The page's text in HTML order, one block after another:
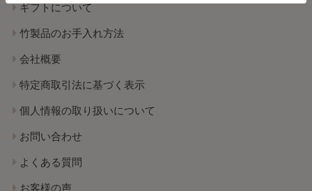
ギフトについて
竹製品のお手入れ方法
会社概要
特定商取引法に基づく表示
個人情報の取り扱いについて
お問い合わせ
よくある質問
お客様の声